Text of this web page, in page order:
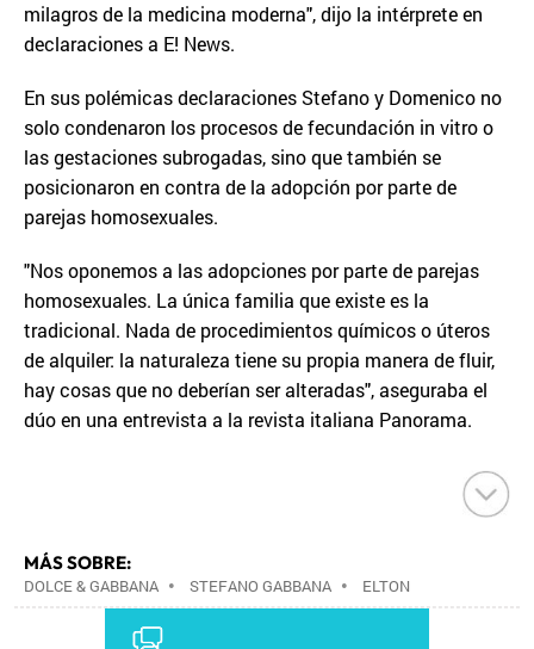
milagros de la medicina moderna", dijo la intérprete en
declaraciones a E! News.
En sus polémicas declaraciones Stefano y Domenico no
solo condenaron los procesos de fecundación in vitro o
las gestaciones subrogadas, sino que también se
posicionaron en contra de la adopción por parte de
parejas homosexuales.
"Nos oponemos a las adopciones por parte de parejas
homosexuales. La única familia que existe es la
tradicional. Nada de procedimientos químicos o úteros
de alquiler: la naturaleza tiene su propia manera de fluir,
hay cosas que no deberían ser alteradas", aseguraba el
dúo en una entrevista a la revista italiana Panorama.
MÁS SOBRE:
DOLCE & GABBANA • STEFANO GABBANA • ELTON
SHARON STONE•RICKY MARTIN•
•ECONOMÍA